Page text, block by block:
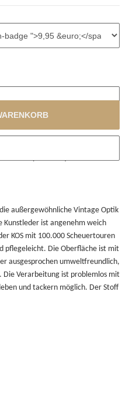
von 1 Meter.
außergewöhnliche Vintage Optik
Kunstleder ist angenehm weich
KOS mit 100.000 Scheuertouren
pflegeleicht. Die Oberfläche ist mit
ausgesprochen umweltfreundlich,
Die Verarbeitung ist problemlos mit
und tackern möglich. Der Stoff